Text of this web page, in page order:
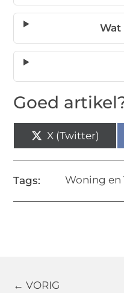
Wat
Goed
X (Twitter)
Tags: Woning en
← VORIG